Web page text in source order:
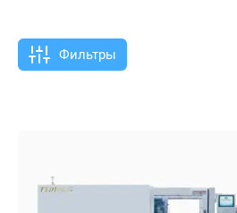
Фильтры